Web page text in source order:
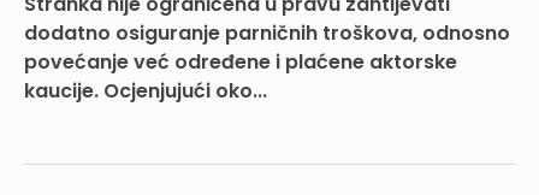
dodatno osiguranje parničnih troškova, odnosno
povećanje već određene i plaćene aktorske
kaucije. Ocjenjujući oko...